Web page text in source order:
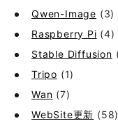
Qwen-Image (3)
Raspberry Pi (4)
Stable Diffusion
Tripo (1)
Wan (7)
WebSite更新 (58)